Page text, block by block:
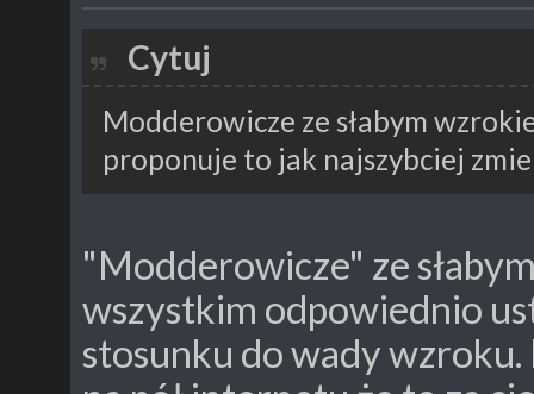
Cytuj
Modderowicze ze słabym
proponuje to jak najszybciej
"Modderowicze" ze
wszystkim odpowiednio
stosunku do wady